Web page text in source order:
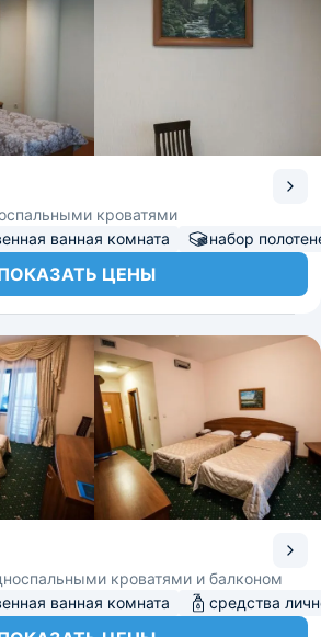
кроватями
ванная комната набор
ЦЕНЫ
кроватями и балконом
ванная комната средства